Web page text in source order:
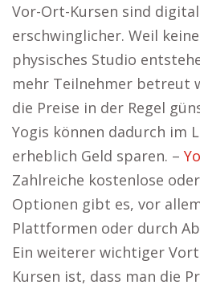
Vor-Ort-Kursen sind
erschwinglicher. Weil
physisches Studio
mehr Teilnehmer betreut
die Preise in der Regel
Yogis können dadurch im
erheblich Geld sparen. –
Zahlreiche kostenlose
Optionen gibt es, vor
Plattformen oder durch
Ein weiterer wichtiger
Kursen ist, dass man die